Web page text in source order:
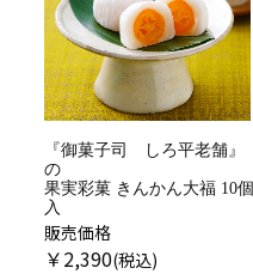
『御菓子司 しろ平老舗』
の
果実彩菓 きんかん大福 10個
入
販売価格
￥2,390